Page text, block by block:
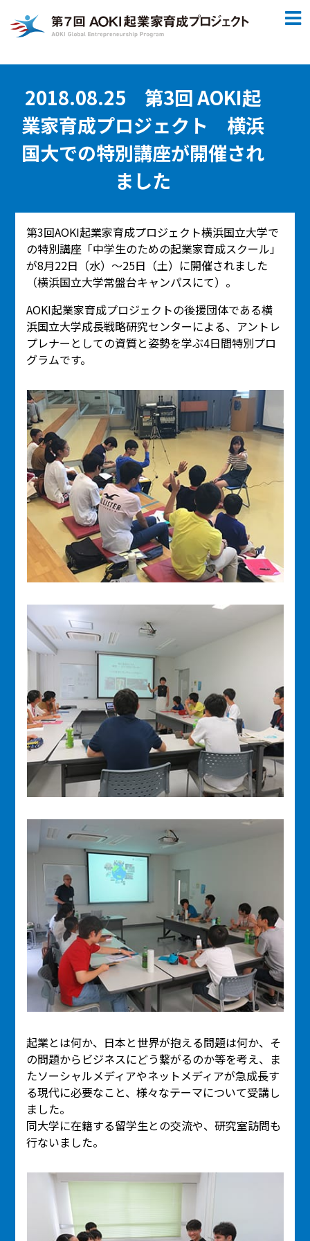
2018.08.25 第3回 AOKI起
業家育成プロジェクト 横浜
国大での特別講座が開催され
ました
第3回AOKI起業家育成プロジェクト横浜国立大学で
の特別講座「中学生のための起業家育成スクール」
が8月22日（水）～25日（土）に開催されました
（横浜国立大学常盤台キャンパスにて）。
AOKI起業家育成プロジェクトの後援団体である横
浜国立大学成長戦略研究センターによる、アントレ
プレナーとしての資質と姿勢を学ぶ4日間特別プロ
グラムです。
起業とは何か、日本と世界が抱える問題は何か、そ
の問題からビジネスにどう繋がるのか等を考え、ま
たソーシャルメディアやネットメディアが急成長す
る現代に必要なこと、様々なテーマについて受講し
ました。
同大学に在籍する留学生との交流や、研究室訪問も
行ないました。